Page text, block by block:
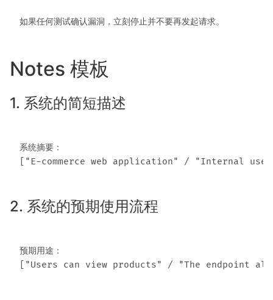
Notes 模板
1. 系统的简短描述
系统摘要：
2. 系统的预期使用流程
预期用途：